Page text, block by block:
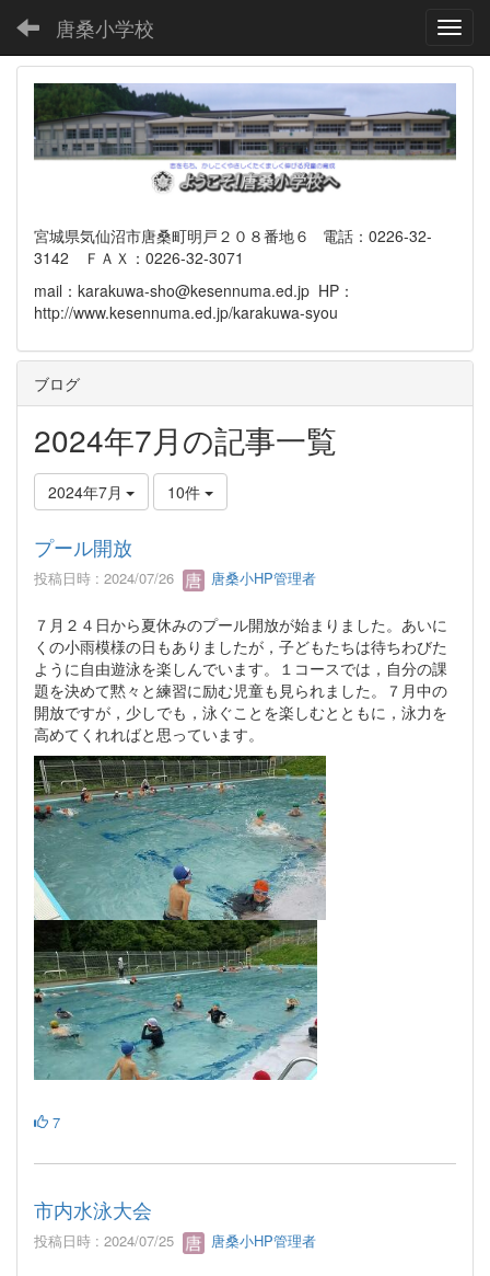
唐桑小学校
宮城県気仙沼市唐桑町明戸２０８番地６ 電話：0226-32-
3142 ＦＡＸ：0226-32-3071
mail：karakuwa-sho@kesennuma.ed.jp HP：
http://www.kesennuma.ed.jp/karakuwa-syou
ブログ
2024年7月の記事一覧
2024年7月 10件
プール開放
投稿日時 : 2024/07/26 唐桑小HP管理者
７月２４日から夏休みのプール開放が始まりました。あいに
くの小雨模様の日もありましたが，子どもたちは待ちわびた
ように自由遊泳を楽しんでいます。１コースでは，自分の課
題を決めて黙々と練習に励む児童も見られました。７月中の
開放ですが，少しでも，泳ぐことを楽しむとともに，泳力を
高めてくれればと思っています。
7
市内水泳大会
投稿日時 : 2024/07/25 唐桑小HP管理者